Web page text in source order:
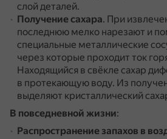
слой деталей.
Получение сахара. При
последнюю мелко нарезают и
специальные металлические
через которые проходит ток
Находящийся в свёкле сахар
в протекающую воду. Из
выделяют кристаллический
В повседневной жизни:
Распространение запахов в